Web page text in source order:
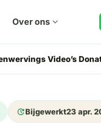
Over ons expand_more
Video’s
updateBijgewerkt23 apr.